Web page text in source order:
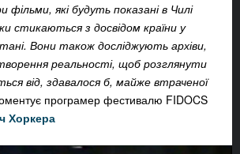
які будуть показані в Чилі
стикаються з досвідом країни у
Вони також досліджують архіви,
реальності, щоб розглянути
від, здавалося б, майже втраченої
програмер фестивалю FIDOCS
Хоркера